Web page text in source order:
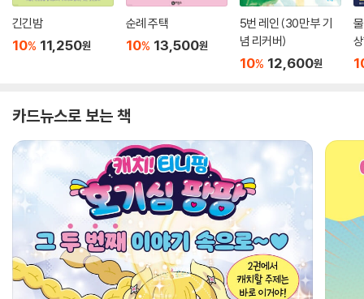
긴긴밤
10% 11,250원
순례 주택
10% 13,500원
5번 레인 (30만 부 기
념 리커버)
10% 12,600원
카드뉴스로 보는 책